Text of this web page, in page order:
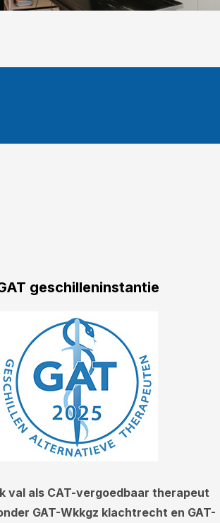
geschilleninstantie
val als CAT-vergoedbaar therapeut
GAT-Wkkgz klachtrecht en GAT-